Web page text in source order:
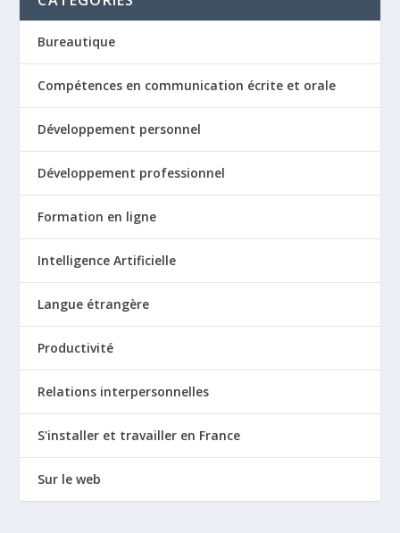
Bureautique
Compétences en communication écrite et orale
Développement personnel
Développement professionnel
Formation en ligne
Intelligence Artificielle
Langue étrangère
Productivité
Relations interpersonnelles
S'installer et travailler en France
Sur le web